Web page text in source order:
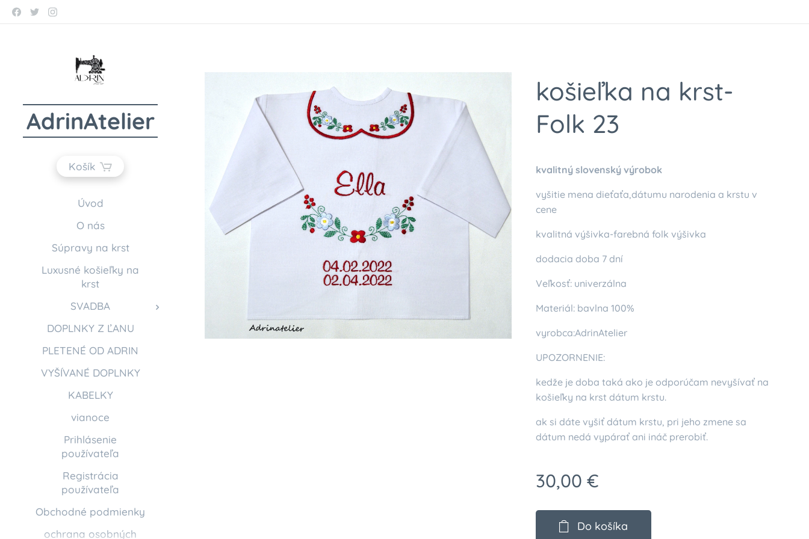
AdrinAtelier
Košík
Úvod
O nás
Súpravy na krst
Luxusné košieľky na
krst
SVADBA
DOPLNKY Z ĽANU
PLETENÉ OD ADRIN
VYŠÍVANÉ DOPLNKY
KABELKY
vianoce
Prihlásenie
používateľa
Registrácia
používateľa
Obchodné podmienky
ochrana osobných
košieľka na krst-
Folk 23
kvalitný slovenský výrobok
vyšitie mena dieťaťa,dátumu narodenia a krstu v
cene
kvalitná výšivka-farebná folk výšivka
dodacia doba 7 dní
Veľkosť: univerzálna
Materiál: bavlna 100%
vyrobca:AdrinAtelier
UPOZORNENIE:
kedže je doba taká ako je odporúčam nevyšívať na
košieľky na krst dátum krstu.
ak si dáte vyšiť dátum krstu, pri jeho zmene sa
dátum nedá vypárať ani ináč prerobiť.
30,00 €
Do košíka